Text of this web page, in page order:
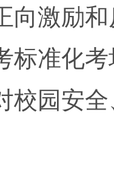
向激励
标准化
校园安